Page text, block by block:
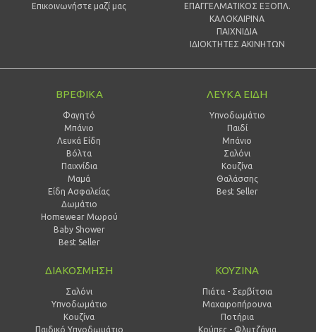
Επικοινωνήστε μαζί μας
ΕΠΑΓΓΕΛΜΑΤΙΚΟΣ ΕΞΟΠΛ.
ΚΑΛΟΚΑΙΡΙΝΑ
ΠΑΙΧΝΙΔΙΑ
ΙΔΙΟΚΤΗΤΕΣ ΑΚΙΝΗΤΩΝ
ΒΡΕΦΙΚΑ
Φαγητό
Μπάνιο
Λευκά Είδη
Βόλτα
Παιχνίδια
Μαμά
Είδη Ασφαλείας
Δωμάτιο
Homewear Μωρού
Baby Shower
Best Seller
ΛΕΥΚΑ ΕΙΔΗ
Υπνοδωμάτιο
Παιδί
Mπάνιο
Σαλόνι
Κουζίνα
Θαλάσσης
Best Seller
ΔΙΑΚΟΣΜΗΣΗ
Σαλόνι
Υπνοδωμάτιο
Κουζίνα
Παιδικό Υπνοδωμάτιο
ΚΟΥΖΙΝΑ
Πιάτα - Σερβίτσια
Μαχαιροπήρουνα
Ποτήρια
Κούπες - Φλυτζάνια